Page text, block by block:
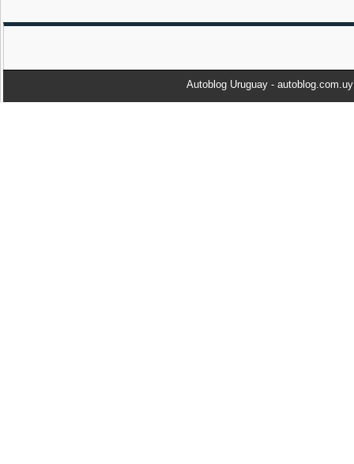
Autoblog Uruguay -